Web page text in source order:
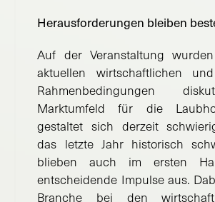
Herausforderungen bleiben
Auf der Veranstaltung
aktuellen wirtschaftlichen
Rahmenbedingungen
Marktumfeld für die
gestaltet sich derzeit
das letzte Jahr historisch
blieben auch im ersten
entscheidende Impulse aus.
Branche bei den